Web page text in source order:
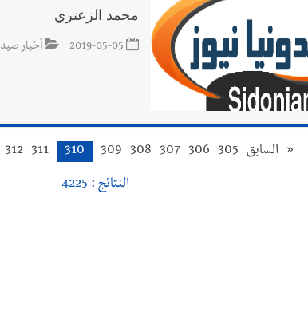
محمد الزعتري
2019-05-05 أخبار
« السابق 305
306
307
308
309
310
311
312
النتائج : 4225